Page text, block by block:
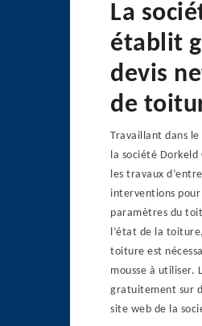
La
établit
devis
de
Travaillant dans
la société Dorkeld
les travaux
interventions
paramètres du
l’état de la
toiture est
mousse à utiliser.
gratuitement sur
site web de la